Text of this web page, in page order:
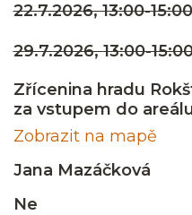
22.7.2026, 13:00-15:00
29.7.2026, 13:00-
Zřícenina hradu
za vstupem do
Zobrazit na mapě
Jana Mazáčková
Ne